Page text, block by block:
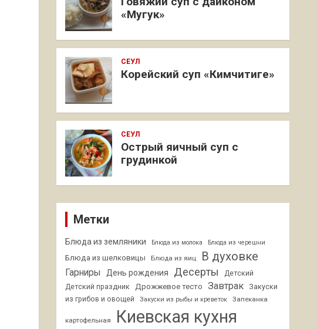
«Мугук»
СЕУЛ
Корейский суп «Кимчитиге»
СЕУЛ
Острый яичный суп с
грудинкой
Метки
Блюда из земляники Блюда из молока Блюда из черешни
Блюда из шелковицы Блюда из яиц В духовке
Гарниры День рождения Десерты
Детский
Детский праздник
Дрожжевое тесто Завтрак
Закуски
из грибов и овощей
Закуски из рыбы и креветок Запеканка
картофельная Киевская кухня